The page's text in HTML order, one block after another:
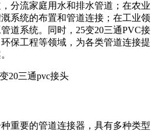
分流家庭用水和排水管道；在农业
系统的布置和管道连接；在工业领
道系统。同时，25变20三通PVC接
保工程等领域，为各类管道连接提
重要的管道连接器，具有多种类型